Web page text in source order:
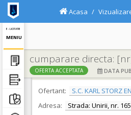
E - LICITATIE
MENIU
Acasa
cumparare directa:
OFERTA ACCEPTATA DATA
DATE IDENTIFICARE
Ofertant:
S.C. KARL STORZ
Adresa:
Strada: Unirii, nr.